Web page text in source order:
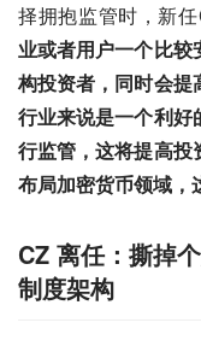
择拥抱监管时，新
业或者用户一个比较
构投资者，同时会提
行业来说是一个利好
行监管，这将提高投
布局加密货币领域，
CZ 离任：撕掉
制度架构